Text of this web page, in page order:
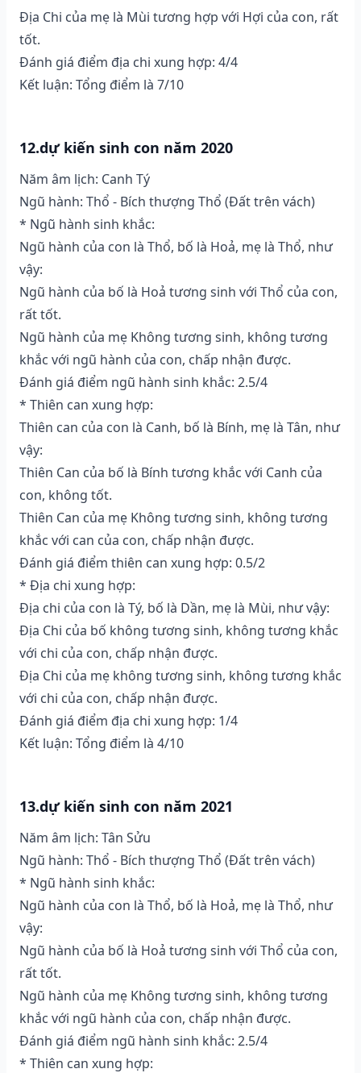
Địa Chi của mẹ là Mùi tương hợp với Hợi của con, rất
tốt.
Đánh giá điểm địa chi xung hợp: 4/4
Kết luận: Tổng điểm là 7/10
12.dự kiến sinh con năm 2020
Năm âm lịch: Canh Tý
Ngũ hành: Thổ - Bích thượng Thổ (Ðất trên vách)
* Ngũ hành sinh khắc:
Ngũ hành của con là Thổ, bố là Hoả, mẹ là Thổ, như
vậy:
Ngũ hành của bố là Hoả tương sinh với Thổ của con,
rất tốt.
Ngũ hành của mẹ Không tương sinh, không tương
khắc với ngũ hành của con, chấp nhận được.
Đánh giá điểm ngũ hành sinh khắc: 2.5/4
* Thiên can xung hợp:
Thiên can của con là Canh, bố là Bính, mẹ là Tân, như
vậy:
Thiên Can của bố là Bính tương khắc với Canh của
con, không tốt.
Thiên Can của mẹ Không tương sinh, không tương
khắc với can của con, chấp nhận được.
Đánh giá điểm thiên can xung hợp: 0.5/2
* Địa chi xung hợp:
Địa chi của con là Tý, bố là Dần, mẹ là Mùi, như vậy:
Địa Chi của bố không tương sinh, không tương khắc
với chi của con, chấp nhận được.
Địa Chi của mẹ không tương sinh, không tương khắc
với chi của con, chấp nhận được.
Đánh giá điểm địa chi xung hợp: 1/4
Kết luận: Tổng điểm là 4/10
13.dự kiến sinh con năm 2021
Năm âm lịch: Tân Sửu
Ngũ hành: Thổ - Bích thượng Thổ (Ðất trên vách)
* Ngũ hành sinh khắc:
Ngũ hành của con là Thổ, bố là Hoả, mẹ là Thổ, như
vậy:
Ngũ hành của bố là Hoả tương sinh với Thổ của con,
rất tốt.
Ngũ hành của mẹ Không tương sinh, không tương
khắc với ngũ hành của con, chấp nhận được.
Đánh giá điểm ngũ hành sinh khắc: 2.5/4
* Thiên can xung hợp: